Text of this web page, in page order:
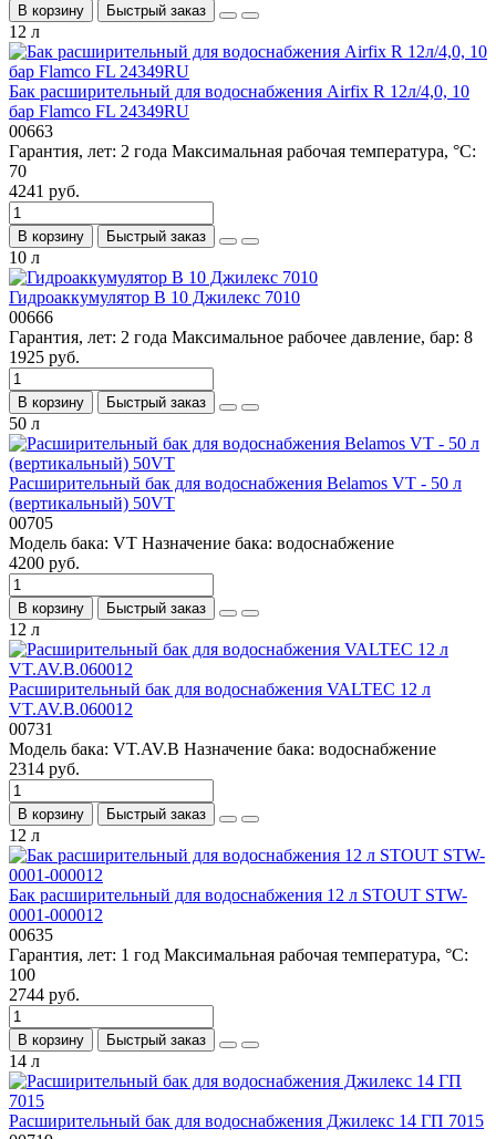
В корзину Быстрый заказ
12 л
Бак расширительный для водоснабжения Airfix R 12л/4,0, 10
бар Flamco FL 24349RU
00663
Гарантия, лет: 2 года Максимальная рабочая температура, °С:
70
4241 руб.
В корзину Быстрый заказ
10 л
Гидроаккумулятор В 10 Джилекc 7010
00666
Гарантия, лет: 2 года Максимальное рабочее давление, бар: 8
1925 руб.
В корзину Быстрый заказ
50 л
Расширительный бак для водоснабжения Belamos VT - 50 л
(вертикальный) 50VT
00705
Модель бака: VT Назначение бака: водоснабжение
4200 руб.
В корзину Быстрый заказ
12 л
Расширительный бак для водоснабжения VALTEC 12 л
VT.AV.B.060012
00731
Модель бака: VT.AV.B Назначение бака: водоснабжение
2314 руб.
В корзину Быстрый заказ
12 л
Бак расширительный для водоснабжения 12 л STOUT STW-
0001-000012
00635
Гарантия, лет: 1 год Максимальная рабочая температура, °С:
100
2744 руб.
В корзину Быстрый заказ
14 л
Расширительный бак для водоснабжения Джилекс 14 ГП 7015